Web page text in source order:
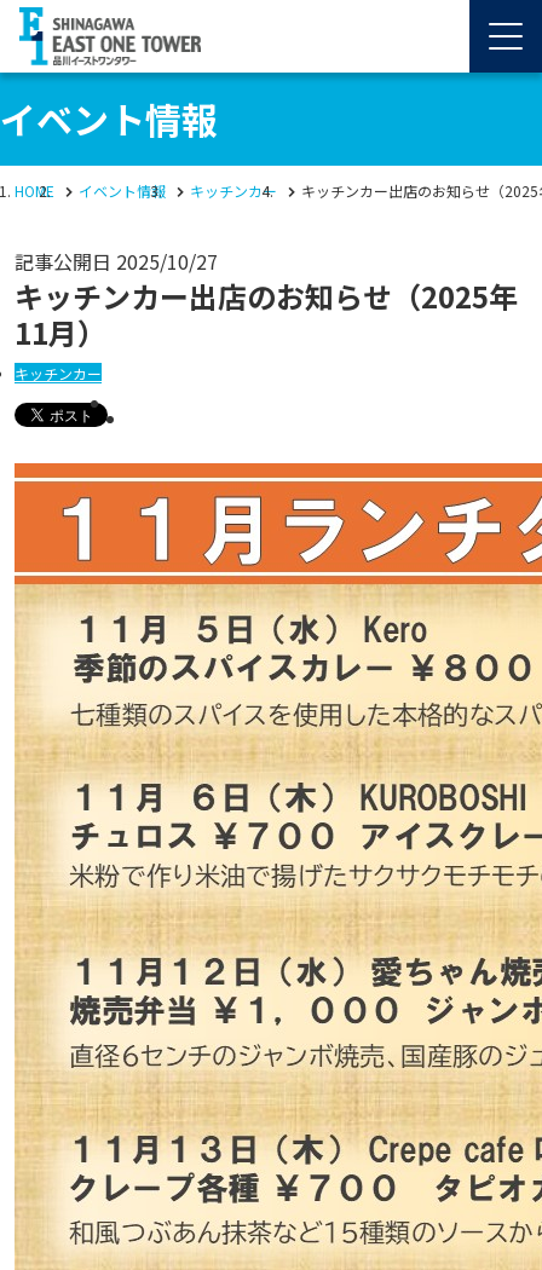
イベント情報
HOME イベント情報 キッチンカー キッチンカー出店のお知らせ（
記事公開日 2025/10/27
キッチンカー出店のお知らせ（2025年
11月）
キッチンカー